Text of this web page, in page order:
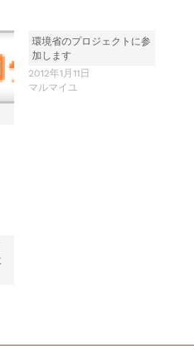
環境省のプロジェクトに参
加します
2012年1月11日
マルマイユ